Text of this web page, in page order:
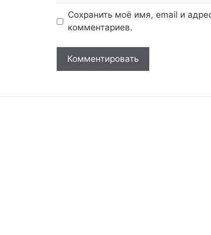
Сохранить моё имя, email и
комментариев.